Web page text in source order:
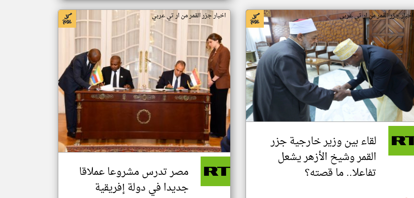
اخبار جزر القمر من ار تي عربي
لقاء بين وزير خارجية جزر
القمر وشيخ الأزهر يشعل
تفاعلا.. ما قصته؟
اخبار جزر القمر من ار تي عربي
مصر تدرس مشروعا عملاقا
جديدا في دولة إفريقية